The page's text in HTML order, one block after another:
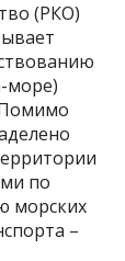
(РКО)
море)
Помимо
по
морских
–